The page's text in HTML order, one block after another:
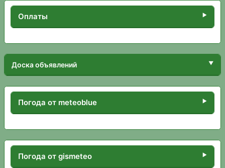
Оплаты
Доска объявлений
Погода от meteoblue
Погода от gismeteo